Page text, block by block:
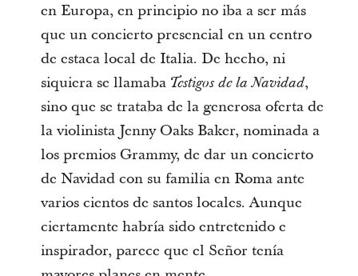
en Europa, en principio no iba a ser más
que un concierto presencial en un centro
de estaca local de Italia. De hecho, ni
siquiera se llamaba Testigos de la Navidad,
sino que se trataba de la generosa oferta de
la violinista Jenny Oaks Baker, nominada a
los premios Grammy, de dar un concierto
de Navidad con su familia en Roma ante
varios cientos de santos locales. Aunque
ciertamente habría sido entretenido e
inspirador, parece que el Señor tenía